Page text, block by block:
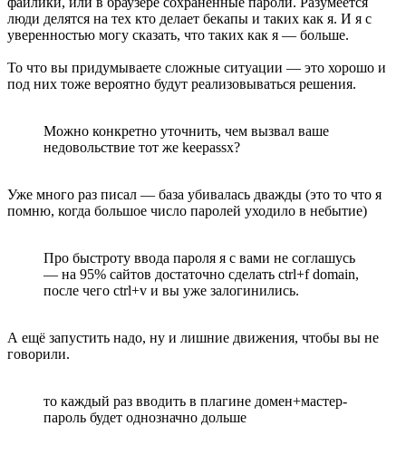
люди делятся на тех кто делает бекапы и таких как я. И я с
уверенностью могу сказать, что таких как я — больше.
То что вы придумываете сложные ситуации — это хорошо и
под них тоже вероятно будут реализовываться решения.
Можно конкретно уточнить, чем вызвал ваше
недовольствие тот же keepassx?
Уже много раз писал — база убивалась дважды (это то что я
помню, когда большое число паролей уходило в небытие)
Про быстроту ввода пароля я с вами не соглашусь
— на 95% сайтов достаточно сделать ctrl+f domain,
после чего ctrl+v и вы уже залогинились.
А ещё запустить надо, ну и лишние движения, чтобы вы не
говорили.
то каждый раз вводить в плагине домен+мастер-
пароль будет однозначно дольше